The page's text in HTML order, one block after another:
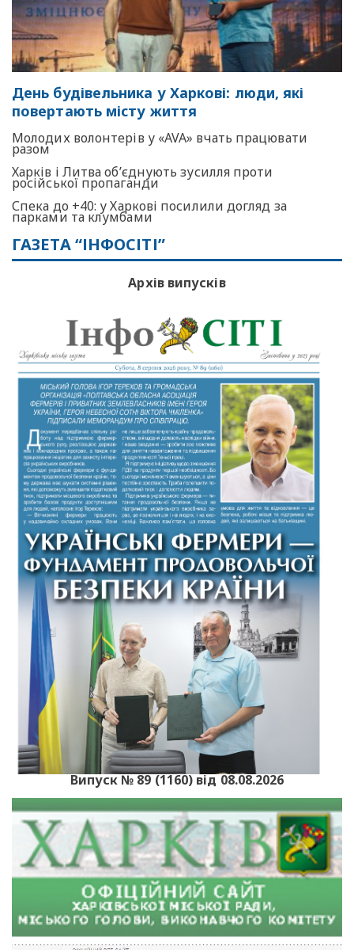
День будівельника у Харкові: люди, які
повертають місту життя
Молодих волонтерів у «AVA» вчать працювати
разом
Харків і Литва об’єднують зусилля проти
російської пропаганди
Спека до +40: у Харкові посилили догляд за
парками та клумбами
ГАЗЕТА “ІНФОСІТІ”
Архів випусків
Випуск № 89 (1160) від 08.08.2026